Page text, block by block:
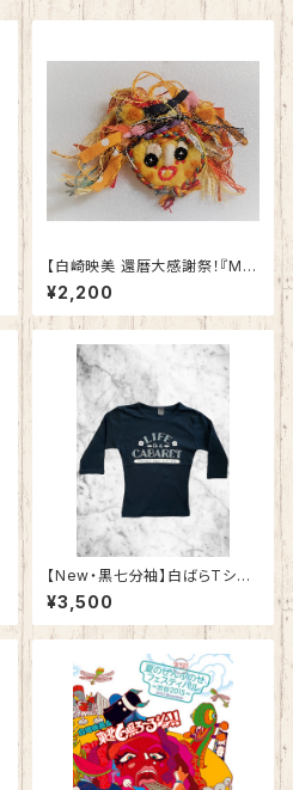
【白崎映美 還暦大感謝祭！『MO
KKEDANO♡』記念】大寅年エ
ミちゃん
¥2,200
【New・黒七分袖】白ばらTシャ
ツレディース用
¥3,500